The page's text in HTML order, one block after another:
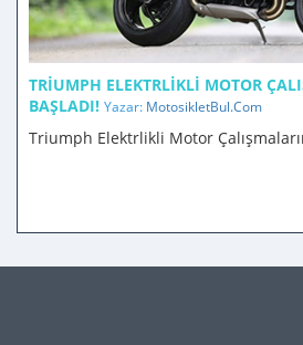
TRIUMPH ELEKTRLIKLI MOTOR
BAŞLADI! Yazar: MotosikletBul.Com
Triumph Elektrlikli Motor